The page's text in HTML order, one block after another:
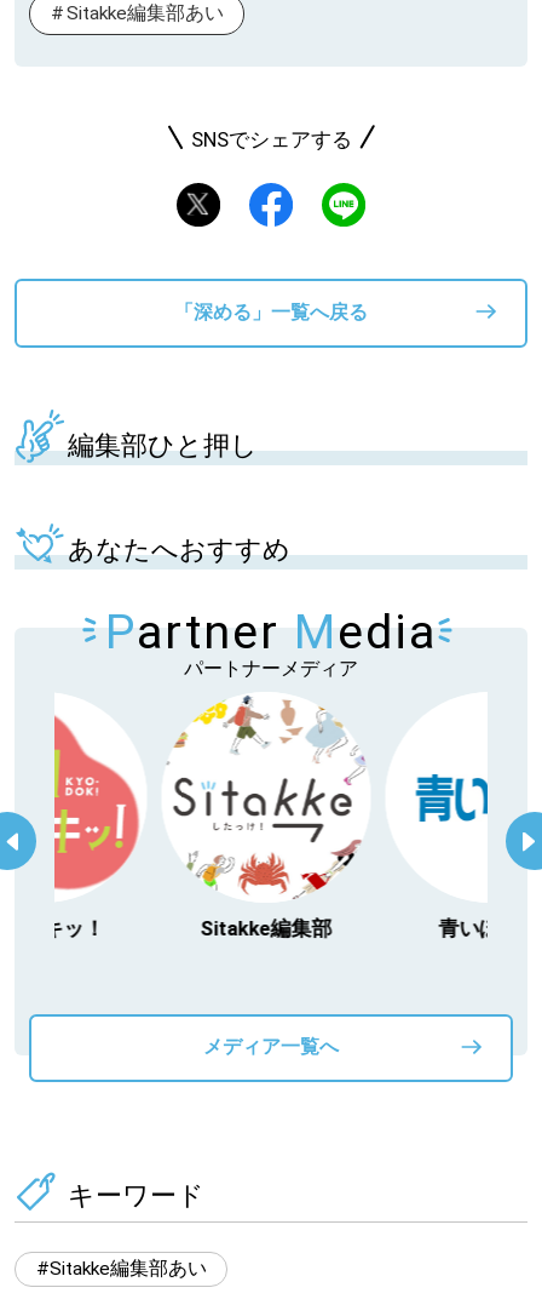
Sitakke編集部あい
SNSでシェアする
「深める」一覧へ戻る
編集部ひと押し
あなたへおすすめ
Partner Media
パートナーメディア
編集部 青いぽすと
「北海道３大
メディア一覧へ
キーワード
Sitakke編集部あい